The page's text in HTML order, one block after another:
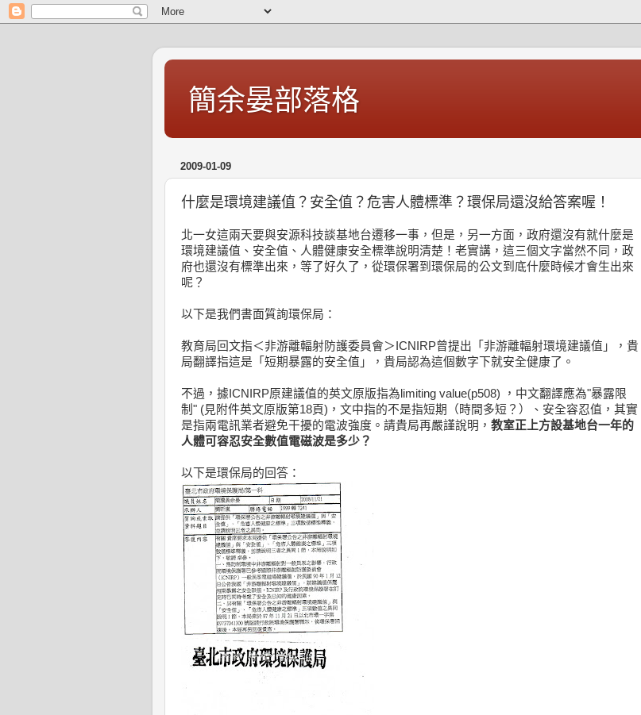
簡余晏部落格
2009-01-09
什麼是環境建議值？安全值？危害人體標準？環保局還沒給答案喔！
北一女這兩天要與安源科技談基地台遷移一事，但是，另一方面，政府還沒有就什麼是
環境建議值、安全值、人體健康安全標準說明清楚！老實講，這三個文字當然不同，政
府也還沒有標準出來，等了好久了，從環保署到環保局的公文到底什麼時候才會生出來
呢？
以下是我們書面質詢環保局：
教育局回文指＜非游離輻射防護委員會＞ICNIRP曾提出「非游離輻射環境建議值」，貴
局翻譯指這是「短期暴露的安全值」，貴局認為這個數字下就安全健康了。
不過，據ICNIRP原建議值的英文原版指為limiting value(p508) ，中文翻譯應為"暴露限
制" (見附件英文原版第18頁)，文中指的不是指短期（時間多短？）、安全容忍值，其實
是指兩電訊業者避免干擾的電波強度。請貴局再嚴謹說明， 教室正上方設基地台一年的
人體可容忍安全數值電磁波是多少？
以下是環保局的回答：